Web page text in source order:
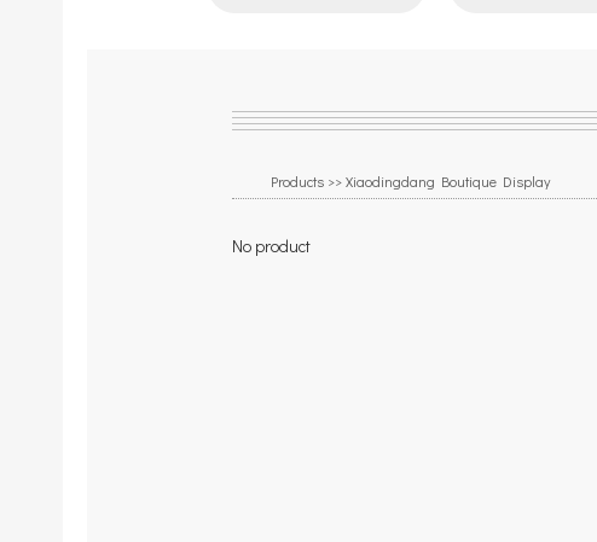
Products >>Xiaodingdang Boutique Display
No product